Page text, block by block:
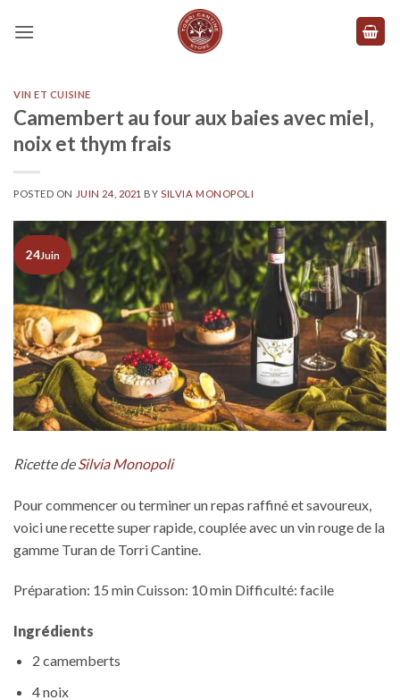
VIN ET CUISINE
Camembert au four aux baies avec miel,
noix et thym frais
POSTED ON JUIN 24, 2021 BY SILVIA MONOPOLI
24Juin
Ricette deSilvia Monopoli
Pour commencer ou terminer un repas raffiné et savoureux,
voici une recette super rapide, couplée avec un vin rouge de la
gamme Turan de Torri Cantine.
Préparation: 15 min Cuisson: 10 min Difficulté: facile
Ingrédients
2 camemberts
4 noix